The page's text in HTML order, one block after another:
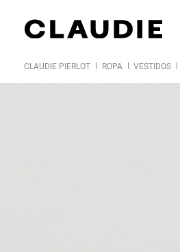
CLAUDIE PIERLOT ROPA VESTIDOS